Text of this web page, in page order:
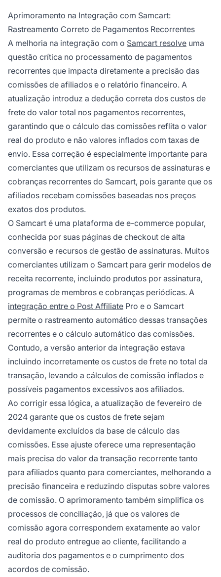
Aprimoramento na Integração com Samcart:
Rastreamento Correto de Pagamentos Recorrentes
A melhoria na integração com o Samcart resolve uma
questão crítica no processamento de pagamentos
recorrentes que impacta diretamente a precisão das
comissões de afiliados e o relatório financeiro. A
atualização introduz a dedução correta dos custos de
frete do valor total nos pagamentos recorrentes,
garantindo que o cálculo das comissões reflita o valor
real do produto e não valores inflados com taxas de
envio. Essa correção é especialmente importante para
comerciantes que utilizam os recursos de assinaturas e
cobranças recorrentes do Samcart, pois garante que os
afiliados recebam comissões baseadas nos preços
exatos dos produtos.
O Samcart é uma plataforma de e-commerce popular,
conhecida por suas páginas de checkout de alta
conversão e recursos de gestão de assinaturas. Muitos
comerciantes utilizam o Samcart para gerir modelos de
receita recorrente, incluindo produtos por assinatura,
programas de membros e cobranças periódicas. A
integração entre o Post Affiliate Pro e o Samcart
permite o rastreamento automático dessas transações
recorrentes e o cálculo automático das comissões.
Contudo, a versão anterior da integração estava
incluindo incorretamente os custos de frete no total da
transação, levando a cálculos de comissão inflados e
possíveis pagamentos excessivos aos afiliados.
Ao corrigir essa lógica, a atualização de fevereiro de
2024 garante que os custos de frete sejam
devidamente excluídos da base de cálculo das
comissões. Esse ajuste oferece uma representação
mais precisa do valor da transação recorrente tanto
para afiliados quanto para comerciantes, melhorando a
precisão financeira e reduzindo disputas sobre valores
de comissão. O aprimoramento também simplifica os
processos de conciliação, já que os valores de
comissão agora correspondem exatamente ao valor
real do produto entregue ao cliente, facilitando a
auditoria dos pagamentos e o cumprimento dos
acordos de comissão.